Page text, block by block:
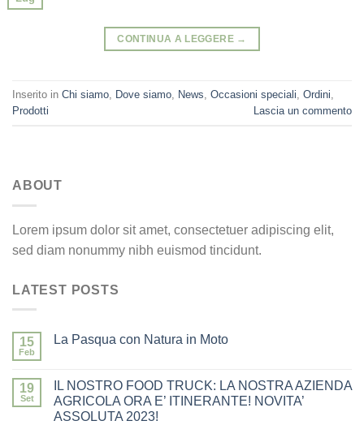
CONTINUA A LEGGERE →
Inserito in Chi siamo Dove siamo News Occasioni speciali Ordini
Prodotti
Lascia un commento
ABOUT
Lorem ipsum dolor sit amet, consectetuer adipiscing elit,
sed diam nonummy nibh euismod tincidunt.
LATEST POSTS
15
Feb
La Pasqua con Natura in Moto
19
Set
IL NOSTRO FOOD TRUCK: LA NOSTRA AZIENDA
AGRICOLA ORA E’ ITINERANTE! NOVITA’
ASSOLUTA 2023!